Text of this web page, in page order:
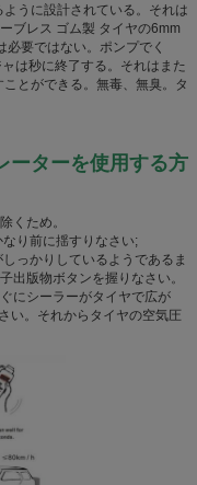
うに設計されている。それは
ブレス ゴム製 タイヤの6mm
要ではない。ポンプでく
は秒に終了する。それはまた
とができる。無毒、無臭。タ
ーターを使用する方
くため。
り前に揺すりなさい;
っかりしているようであるま
出版物ボタンを握りなさい。
にシーラーがタイヤで広が
い。それからタイヤの空気圧